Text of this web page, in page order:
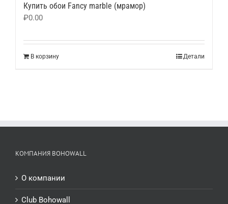
Купить обои Fancy marble (мрамор)
₽0.00
В корзину Детали
КОМПАНИЯ BOHOWALL
О компании
Club Bohowall